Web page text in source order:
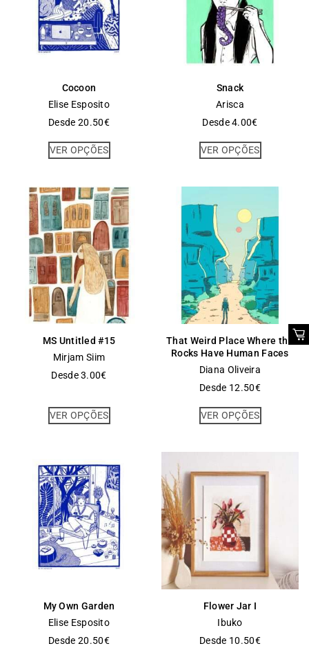
Cocoon
Elise Esposito
Desde 20.50€
VER OPÇÕES
Snack
Arisca
Desde4.00€
VER OPÇÕES
MS Untitled #15
Mirjam Siim
Desde3.00€
VER OPÇÕES
That Weird Place Where the
Rocks Have Human Faces
Diana Oliveira
Desde 12.50€
VER OPÇÕES
My Own Garden
Elise Esposito
Desde 20.50€
Flower Jar I
Ibuko
Desde 10.50€